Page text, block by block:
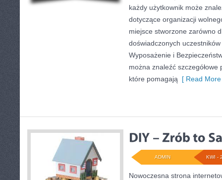
każdy użytkownik może
dotyczące organizacji
miejsce stworzone zarówno
doświadczonych
Wyposażenie i
można znaleźć
które pomagają [ Read
KWI -
ADMIN
Nowoczesna strona